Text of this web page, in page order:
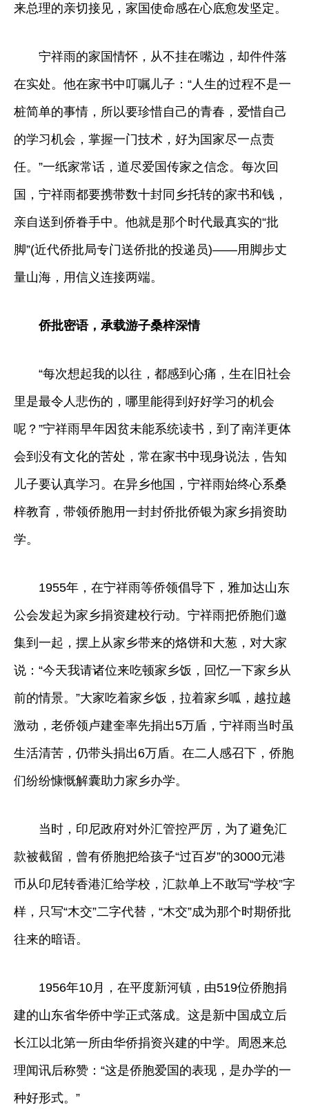
来总理的亲切接见，家国使命感在心底愈发坚定。
宁祥雨的家国情怀，从不挂在嘴边，却件件落
在实处。他在家书中叮嘱儿子：“人生的过程不是一
桩简单的事情，所以要珍惜自己的青春，爱惜自己
的学习机会，掌握一门技术，好为国家尽一点责
任。”一纸家常话，道尽爱国传家之信念。每次回
国，宁祥雨都要携带数十封同乡托转的家书和钱，
亲自送到侨眷手中。他就是那个时代最真实的“批
脚”(近代侨批局专门送侨批的投递员)——用脚步丈
量山海，用信义连接两端。
侨批密语，承载游子桑梓深情
“每次想起我的以往，都感到心痛，生在旧社会
里是最令人悲伤的，哪里能得到好好学习的机会
呢？”宁祥雨早年因贫未能系统读书，到了南洋更体
会到没有文化的苦处，常在家书中现身说法，告知
儿子要认真学习。在异乡他国，宁祥雨始终心系桑
梓教育，带领侨胞用一封封侨批侨银为家乡捐资助
学。
1955年，在宁祥雨等侨领倡导下，雅加达山东
公会发起为家乡捐资建校行动。宁祥雨把侨胞们邀
集到一起，摆上从家乡带来的烙饼和大葱，对大家
说：“今天我请诸位来吃顿家乡饭，回忆一下家乡从
前的情景。”大家吃着家乡饭，拉着家乡呱，越拉越
激动，老侨领卢建奎率先捐出5万盾，宁祥雨当时虽
生活清苦，仍带头捐出6万盾。在二人感召下，侨胞
们纷纷慷慨解囊助力家乡办学。
当时，印尼政府对外汇管控严厉，为了避免汇
款被截留，曾有侨胞把给孩子“过百岁”的3000元港
币从印尼转香港汇给学校，汇款单上不敢写“学校”字
样，只写“木交”二字代替，“木交”成为那个时期侨批
往来的暗语。
1956年10月，在平度新河镇，由519位侨胞捐
建的山东省华侨中学正式落成。这是新中国成立后
长江以北第一所由华侨捐资兴建的中学。周恩来总
理闻讯后称赞：“这是侨胞爱国的表现，是办学的一
种好形式。”